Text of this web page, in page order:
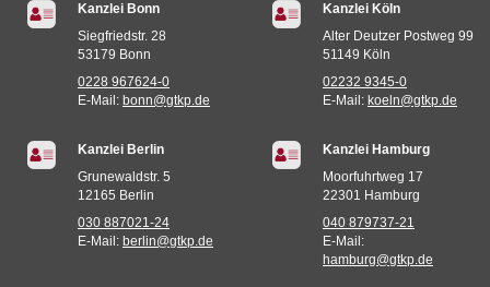
Kanzlei Bonn
Siegfriedstr. 28
53179 Bonn
0228 967624-0
E-Mail: bonn@gtkp.de
Kanzlei Köln
Alter Deutzer Postweg 99
51149 Köln
02232 9345-0
E-Mail: koeln@gtkp.de
Kanzlei Berlin
Grunewaldstr. 5
12165 Berlin
030 887021-24
E-Mail: berlin@gtkp.de
Kanzlei Hamburg
Moorfuhrtweg 17
22301 Hamburg
040 879737-21
E-Mail:
hamburg@gtkp.de